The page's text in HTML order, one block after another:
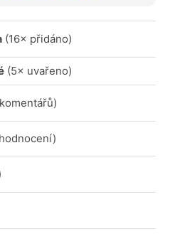
(16× přidáno)
(5× uvařeno)